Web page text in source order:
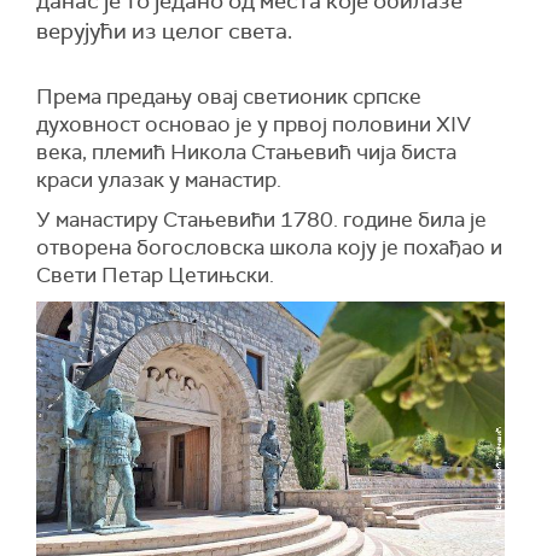
верујући из целог света.
Према предању овај светионик српске
духовност основао је у првој половини XIV
века, племић Никола Стањевић чија биста
краси улазак у манастир.
У манастиру Стањевићи 1780. године била је
отворена богословска школа коју је похађао и
Свети Петар Цетињски.